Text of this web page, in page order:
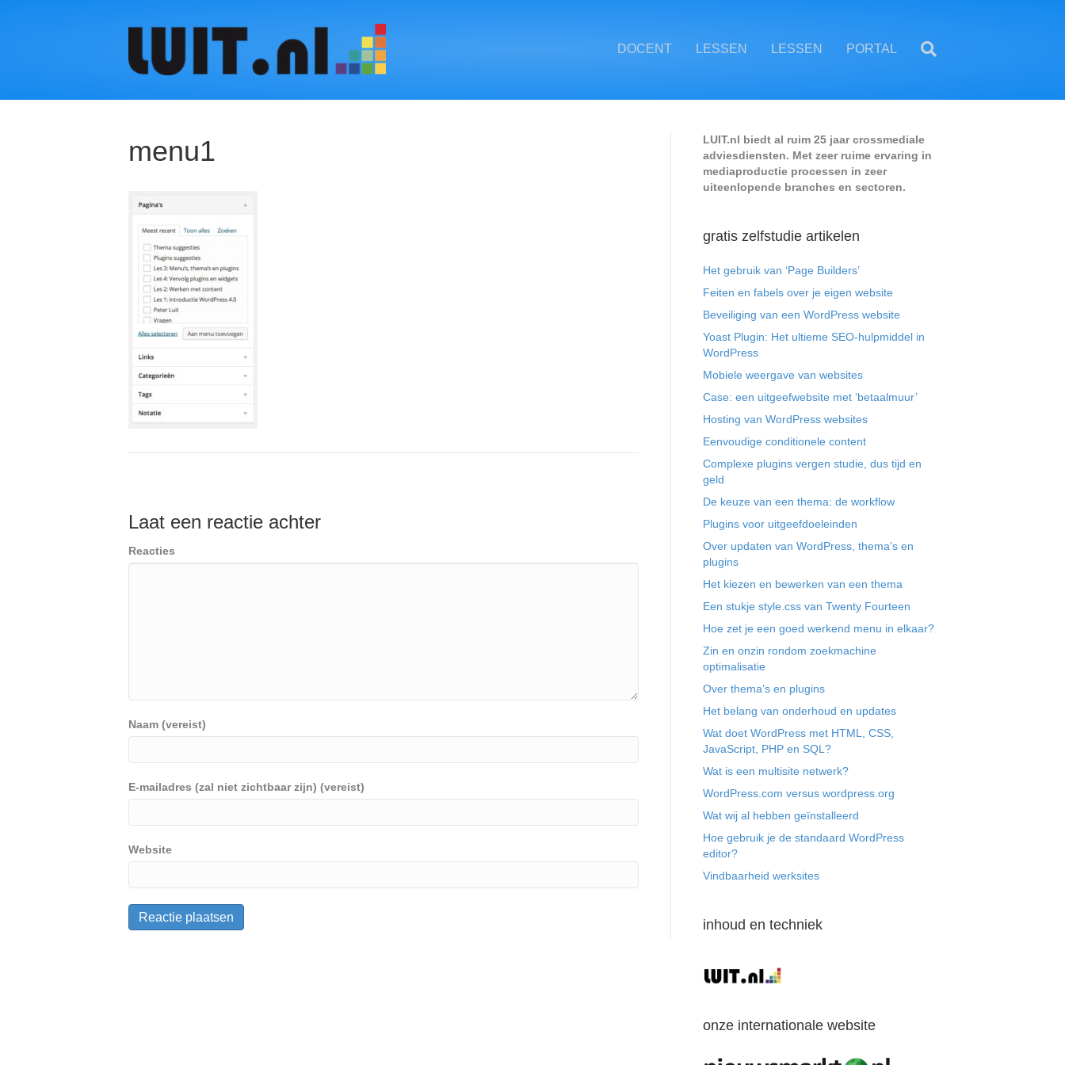
DOCENT LESSEN LESSEN PORTAL
menu1
Laat een reactie achter
Reacties
Naam (vereist)
E-mailadres (zal niet zichtbaar zijn) (vereist)
Website
LUIT.nl biedt al ruim 25 jaar crossmediale
adviesdiensten. Met zeer ruime ervaring in
mediaproductie processen in zeer
uiteenlopende branches en sectoren.
gratis zelfstudie artikelen
Het gebruik van ‘Page Builders’
Feiten en fabels over je eigen website
Beveiliging van een WordPress website
Yoast Plugin: Het ultieme SEO-hulpmiddel in
WordPress
Mobiele weergave van websites
Case: een uitgeefwebsite met ‘betaalmuur’
Hosting van WordPress websites
Eenvoudige conditionele content
Complexe plugins vergen studie, dus tijd en
geld
De keuze van een thema: de workflow
Plugins voor uitgeefdoeleinden
Over updaten van WordPress, thema’s en
plugins
Het kiezen en bewerken van een thema
Een stukje style.css van Twenty Fourteen
Hoe zet je een goed werkend menu in elkaar?
Zin en onzin rondom zoekmachine
optimalisatie
Over thema’s en plugins
Het belang van onderhoud en updates
Wat doet WordPress met HTML, CSS,
JavaScript, PHP en SQL?
Wat is een multisite netwerk?
WordPress.com versus wordpress.org
Wat wij al hebben geïnstalleerd
Hoe gebruik je de standaard WordPress
editor?
Vindbaarheid werksites
inhoud en techniek
onze internationale website